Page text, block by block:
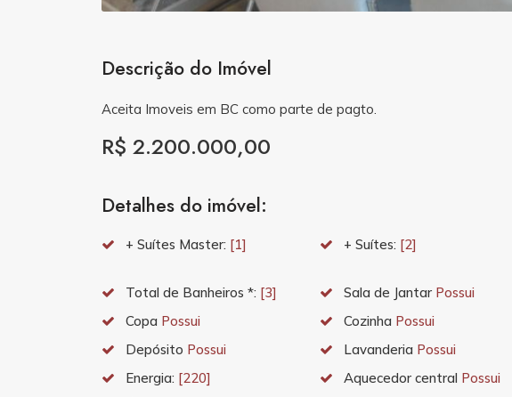
Descrição do Imóvel
Aceita Imoveis em BC como parte de pagto.
R$ 2.200.000,00
Detalhes do imóvel:
+ Suítes Master: [1] + Suítes: [2]
Total de Banheiros *: [3] Sala de Jantar Possui
Copa Possui Cozinha Possui
Depósito Possui Lavanderia Possui
Energia: [220] Aquecedor central Possui